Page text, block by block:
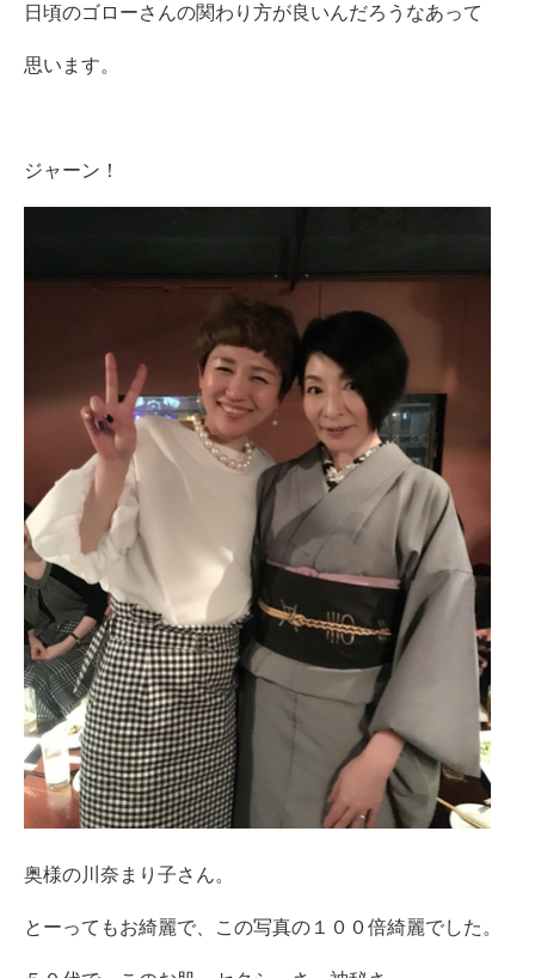
日頃のゴローさんの関わり方が良いんだろうなあって
思います。
ジャーン！
奥様の川奈まり子さん。
とーってもお綺麗で、この写真の１００倍綺麗でした。